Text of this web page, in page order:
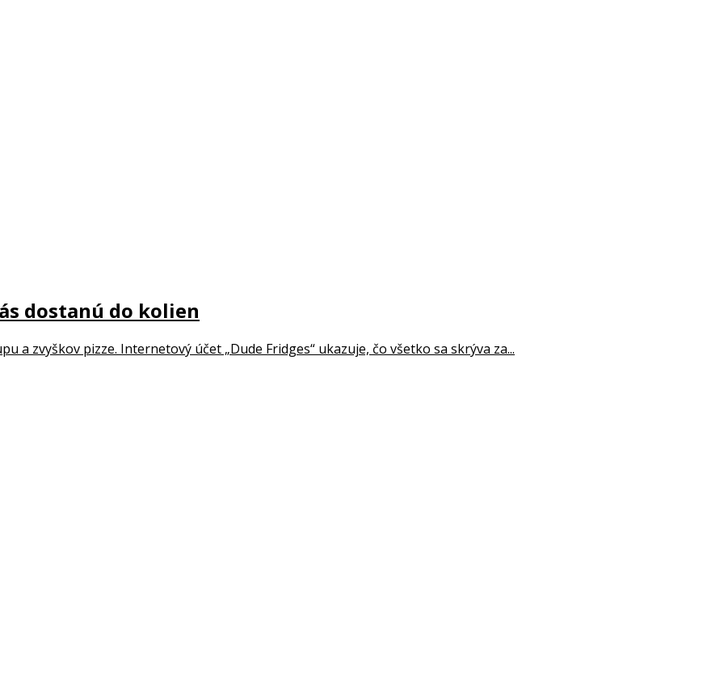
dostanú do kolien
a zvyškov pizze. Internetový účet „Dude Fridges“ ukazuje, čo všetko sa skrýva za...